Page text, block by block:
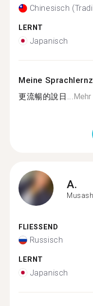
Chinesisch
LERNT
Japanisch
Meine
更流暢的說日...
A.
FLIESSEND
Russisch
LERNT
Japanisch